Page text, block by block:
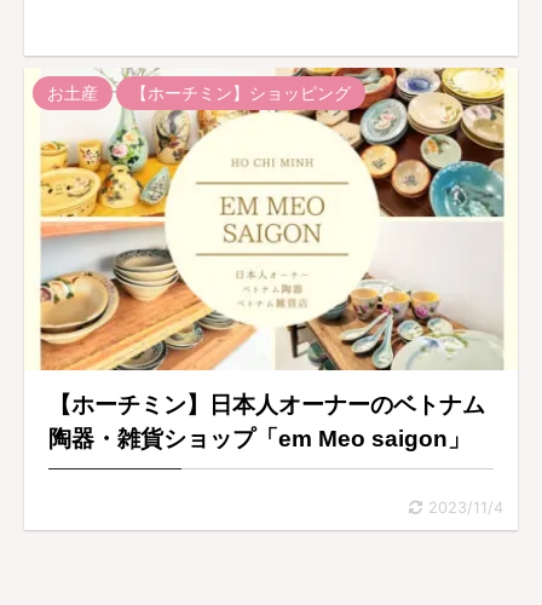
お土産 【ホーチミン】ショッピング
【ホーチミン】日本人オーナーのベトナム
陶器・雑貨ショップ「em Meo saigon」
2023/11/4